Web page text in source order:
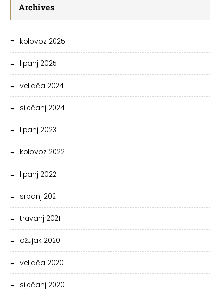
Archives
kolovoz 2025
lipanj 2025
veljača 2024
siječanj 2024
lipanj 2023
kolovoz 2022
lipanj 2022
srpanj 2021
travanj 2021
ožujak 2020
veljača 2020
siječanj 2020